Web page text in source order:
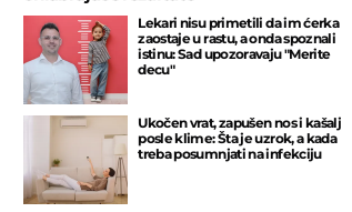
Lekari nisu primetili da im ćerka
zaostaje u rastu, a onda spoznali
istinu: Sad upozoravaju "Merite
decu"
Ukočen vrat, zapušen nos i kašalj
posle klime: Šta je uzrok, a kada
treba posumnjati na infekciju